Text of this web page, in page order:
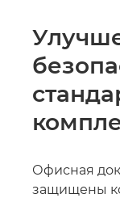
Офисная
защищены